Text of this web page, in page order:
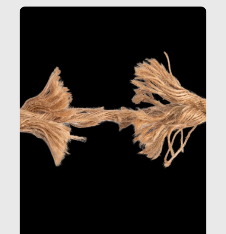
dietro gli oggetti e i servizi che fanno la nostra vita